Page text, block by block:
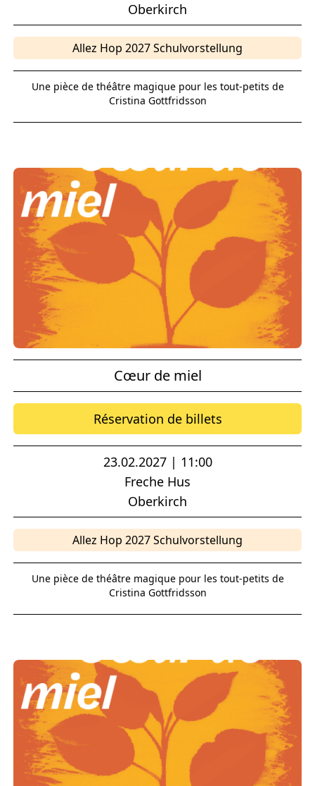
Oberkirch
Allez Hop 2027 Schulvorstellung
Une pièce de théâtre magique pour les tout-petits de
Cristina Gottfridsson
Cœur de miel
Réservation de billets
23.02.2027 | 11:00
Freche Hus
Oberkirch
Allez Hop 2027 Schulvorstellung
Une pièce de théâtre magique pour les tout-petits de
Cristina Gottfridsson